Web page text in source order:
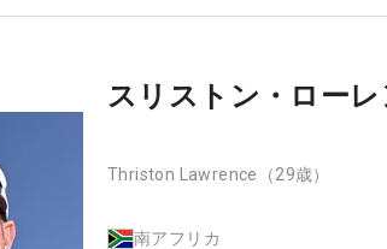
スリストン・ローレ
Thriston Lawrence （29歳）
南アフリカ